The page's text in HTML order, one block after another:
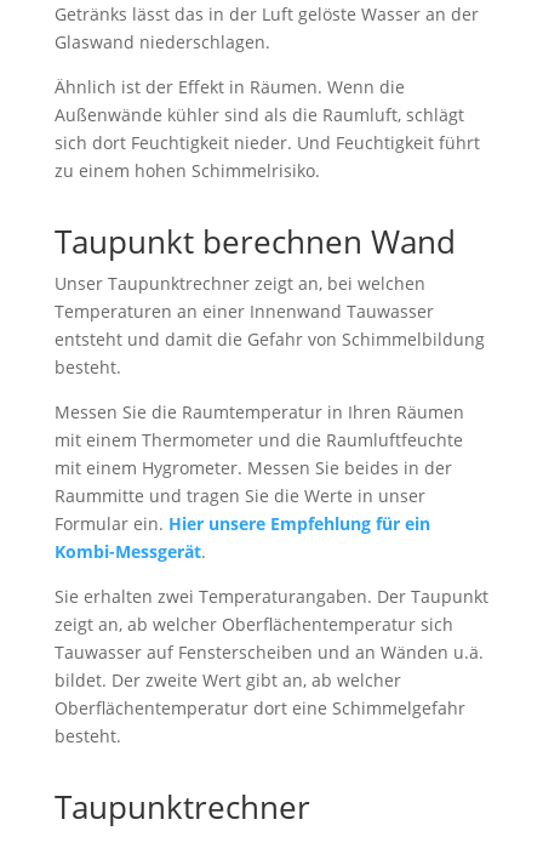
Getränks lässt das in der Luft gelöste Wasser an der
Glaswand niederschlagen.
Ähnlich ist der Effekt in Räumen. Wenn die
Außenwände kühler sind als die Raumluft, schlägt
sich dort Feuchtigkeit nieder. Und Feuchtigkeit führt
zu einem hohen Schimmelrisiko.
Taupunkt berechnen Wand
Unser Taupunktrechner zeigt an, bei welchen
Temperaturen an einer Innenwand Tauwasser
entsteht und damit die Gefahr von Schimmelbildung
besteht.
Messen Sie die Raumtemperatur in Ihren Räumen
mit einem Thermometer und die Raumluftfeuchte
mit einem Hygrometer. Messen Sie beides in der
Raummitte und tragen Sie die Werte in unser
Formular ein. Hier unsere Empfehlung für ein
Kombi-Messgerät.
Sie erhalten zwei Temperaturangaben. Der Taupunkt
zeigt an, ab welcher Oberflächentemperatur sich
Tauwasser auf Fensterscheiben und an Wänden u.ä.
bildet. Der zweite Wert gibt an, ab welcher
Oberflächentemperatur dort eine Schimmelgefahr
besteht.
Taupunktrechner